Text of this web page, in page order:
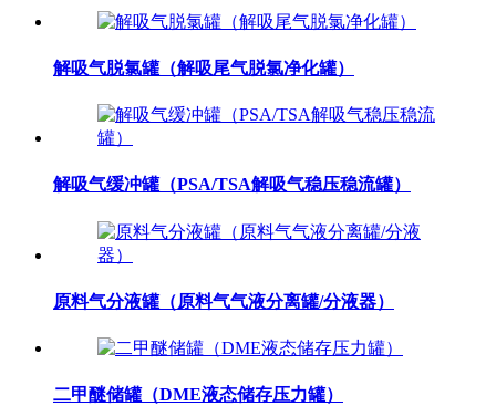
解吸气脱氯罐（解吸尾气脱氯净化罐）
解吸气缓冲罐（PSA/TSA解吸气稳压稳流罐）
原料气分液罐（原料气气液分离罐/分液器）
二甲醚储罐（DME液态储存压力罐）